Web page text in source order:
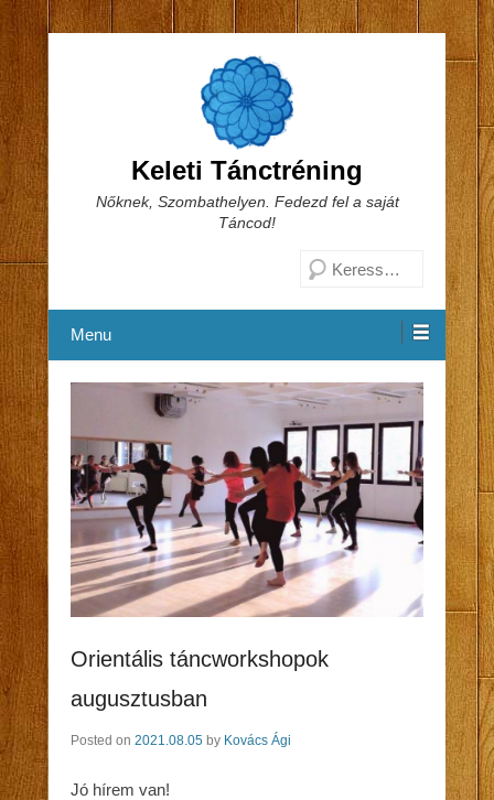
Keleti Tánctréning
Nőknek, Szombathelyen. Fedezd fel a saját
Táncod!
Menu
Orientális táncworkshopok
augusztusban
Posted on 2021.08.05 by Kovács Ági
Jó hírem van!